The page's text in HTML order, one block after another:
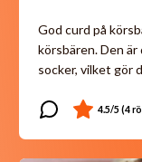
God curd på
körsbären. Den
socker, vilket gör